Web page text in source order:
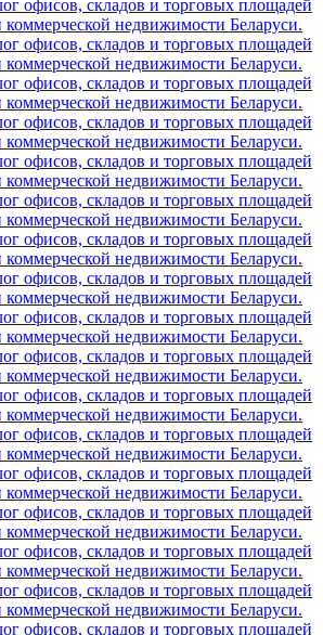
офисов, складов и торговых площадей
недвижимости Беларуси.
офисов, складов и торговых площадей
недвижимости Беларуси.
офисов, складов и торговых площадей
недвижимости Беларуси.
офисов, складов и торговых площадей
недвижимости Беларуси.
офисов, складов и торговых площадей
недвижимости Беларуси.
офисов, складов и торговых площадей
недвижимости Беларуси.
офисов, складов и торговых площадей
недвижимости Беларуси.
офисов, складов и торговых площадей
недвижимости Беларуси.
офисов, складов и торговых площадей
недвижимости Беларуси.
офисов, складов и торговых площадей
недвижимости Беларуси.
офисов, складов и торговых площадей
недвижимости Беларуси.
офисов, складов и торговых площадей
недвижимости Беларуси.
офисов, складов и торговых площадей
недвижимости Беларуси.
офисов, складов и торговых площадей
недвижимости Беларуси.
офисов, складов и торговых площадей
недвижимости Беларуси.
офисов, складов и торговых площадей
недвижимости Беларуси.
офисов, складов и торговых площадей